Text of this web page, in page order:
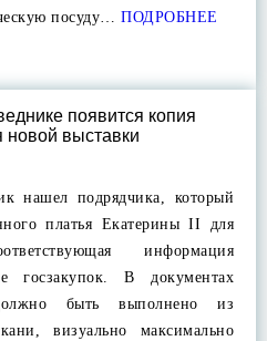
посуду… ПОДРОБНЕЕ
появится копия
новой выставки
нашел подрядчика, который
платья Екатерины II для
информация
госзакупок. В документах
быть выполнено из
визуально максимально